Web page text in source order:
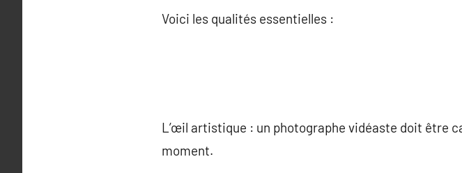
Voici les qualités essentielles :
L’œil artistique : un photographe vidéaste doit être
moment.